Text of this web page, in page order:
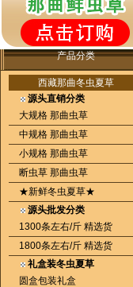
产品分类
西藏那曲冬虫夏草
源头直销分类
大规格 那曲虫草
中规格 那曲虫草
小规格 那曲虫草
断虫草 那曲虫草
★新鲜冬虫夏草★
源头批发分类
1300条左右/斤 精选货
1800条左右/斤 精选货
礼盒装冬虫夏草
圆盒包装礼盒